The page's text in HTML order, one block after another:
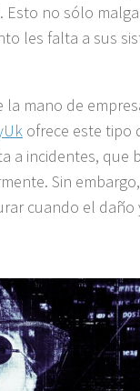
no sólo
les falta a sus
la mano de
ofrece este tipo
a incidentes, que
Sin
cuando el daño